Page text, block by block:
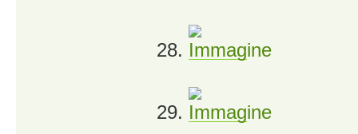
28.
29.